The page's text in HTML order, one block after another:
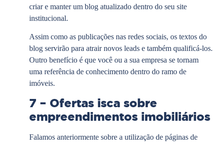
criar e manter um blog atualizado dentro do seu site
institucional.
Assim como as publicações nas redes sociais, os textos do
blog servirão para atrair novos leads e também qualificá-los.
Outro benefício é que você ou a sua empresa se tornam
uma referência de conhecimento dentro do ramo de
imóveis.
7 – Ofertas isca sobre
empreendimentos imobiliários
Falamos anteriormente sobre a utilização de páginas de